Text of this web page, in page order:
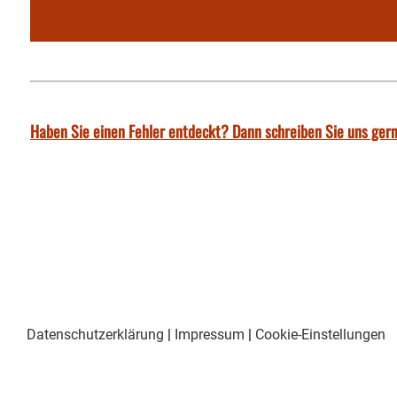
Haben Sie einen Fehler entdeckt? Dann schreiben Sie uns
Datenschutzerklärung | Impressum | Cookie-Einstellungen